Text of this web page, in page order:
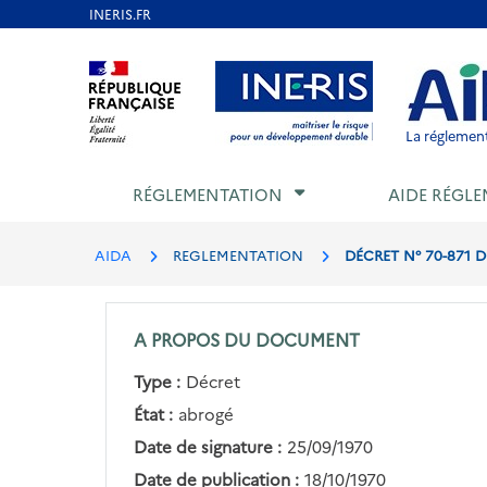
Aller au contenu Aller au menu Aller au
La
RÉGLEMENTATION AIDE
AIDA REGLEMENTATION DÉCRET N° 70-871
A PROPOS DU DOCUMENT
Type : Décret
État : abrogé
Date de signature : 25/09/1970
Date de publication : 18/10/1970